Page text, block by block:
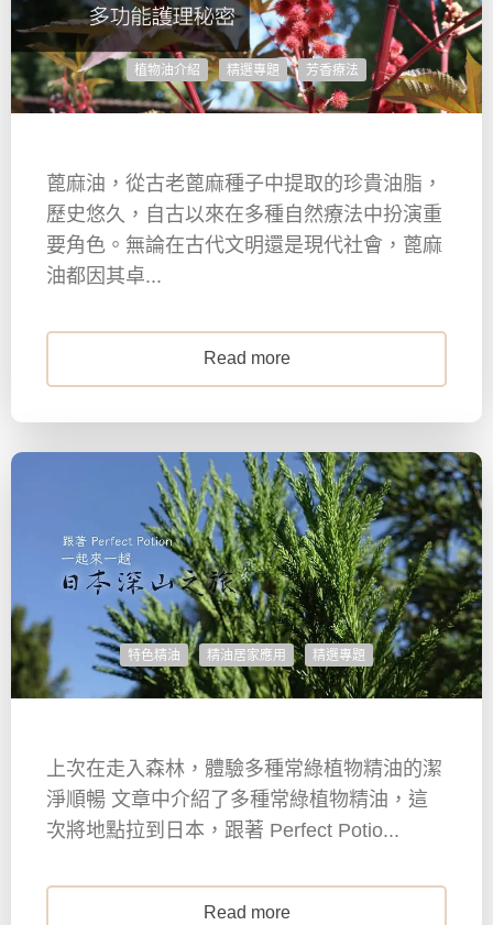
植物油介紹 精選專題 芳香療法
蓖麻油，從古老蓖麻種子中提取的珍貴油脂，
歷史悠久，自古以來在多種自然療法中扮演重
要角色。無論在古代文明還是現代社會，蓖麻
油都因其卓...
Read more
特色精油 精油居家應用 精選專題
上次在走入森林，體驗多種常綠植物精油的潔
淨順暢 文章中介紹了多種常綠植物精油，這
次將地點拉到日本，跟著 Perfect Potio...
Read more